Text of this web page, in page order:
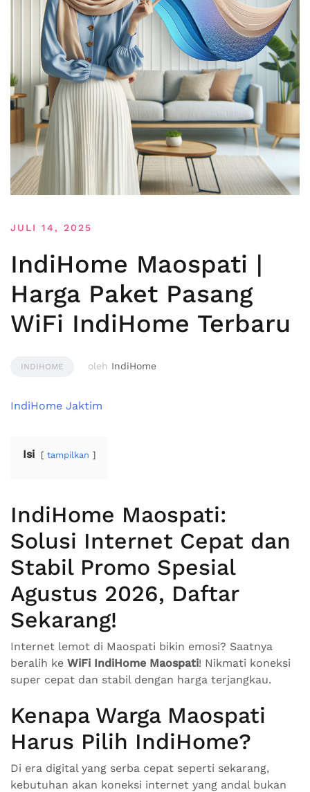
JULI 14, 2025
IndiHome Maospati |
Harga Paket Pasang
WiFi IndiHome Terbaru
INDIHOME oleh IndiHome
IndiHome Jaktim
Isi tampilkan
IndiHome Maospati:
Solusi Internet Cepat dan
Stabil Promo Spesial
Agustus 2026, Daftar
Sekarang!
Internet lemot di Maospati bikin emosi? Saatnya
beralih ke WiFi IndiHome Maospati! Nikmati koneksi
super cepat dan stabil dengan harga terjangkau.
Kenapa Warga Maospati
Harus Pilih IndiHome?
Di era digital yang serba cepat seperti sekarang,
kebutuhan akan koneksi internet yang andal bukan